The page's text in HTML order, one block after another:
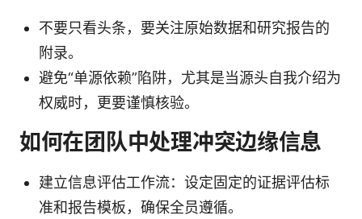
不要只看头条，要关注原始数据和研究报告的
附录。
避免“单源依赖”陷阱，尤其是当源头自我介绍为
权威时，更要谨慎核验。
如何在团队中处理冲突边缘信息
建立信息评估工作流：设定固定的证据评估标
准和报告模板，确保全员遵循。